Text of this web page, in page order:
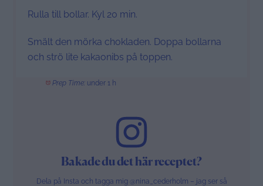
Rulla till bollar. Kyl 20 min.
Smält den mörka chokladen. Doppa bollarna
och strö lite kakaonibs på toppen.
Prep Time: under 1 h
Bakade du det här receptet?
Dela på Insta och tagga mig @nina_cederholm – jag ser så